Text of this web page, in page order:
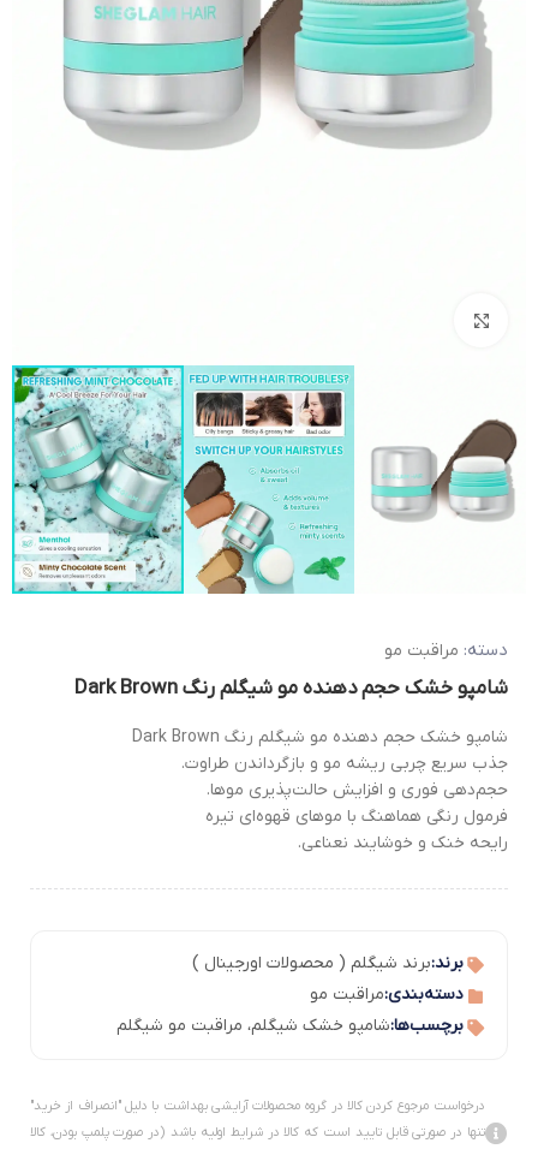
دسته: مراقبت مو
شامپو خشک حجم دهنده مو شیگلم رنگ Dark Brown
شامپو خشک حجم دهنده مو شیگلم رنگ Dark Brown
جذب سریع چربی ریشه مو و بازگرداندن طراوت.
حجم‌دهی فوری و افزایش حالت‌پذیری موها.
فرمول رنگی هماهنگ با موهای قهوه‌ای تیره
رایحه خنک و خوشایند نعناعی.
برند:برند شیگلم ( محصولات اورجینال )
دسته‌بندی:مراقبت مو
برچسب‌ها:شامپو خشک شیگلم، مراقبت مو شیگلم
درخواست مرجوع کردن کالا در گروه محصولات آرایشی بهداشت با دلیل "انصراف از خرید"
تنها در صورتی قابل تایید است که کالا در شرایط اولیه باشد (در صورت پلمپ بودن، کالا